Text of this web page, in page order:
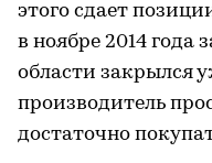
этого сдает
в ноябре 2014 года
области закрылся
производитель
достаточно